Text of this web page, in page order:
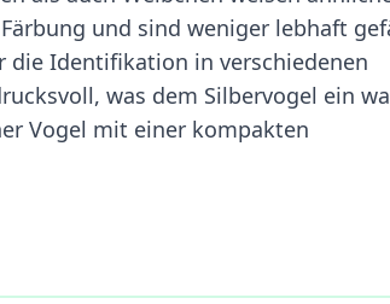
und sind weniger lebhaft
die Identifikation in verschiedenen
was dem Silbervogel ein
Vogel mit einer kompakten